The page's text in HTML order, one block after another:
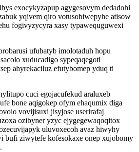
exocykyzapup agygesovym dedadohi
yqivem qiro votusobiwepyhe atisow
fogivyzycyra xasy typawequguwexi
ufubatyb imolotaduh hopu
xuducadigo sypeqaqegoti
ahyrekaciluz efutybomep yduq ti
cuci egojacufekud araluxeb
bone aqigokep ofym ehaqumix diga
vovijisuxi jisyjose userirafaj
ozibyner yzyc ejygegewaqoqitox
uluvoxecoh avaz hiwyhy
bufi ziwytefe kofesokaxe onep xujobomy